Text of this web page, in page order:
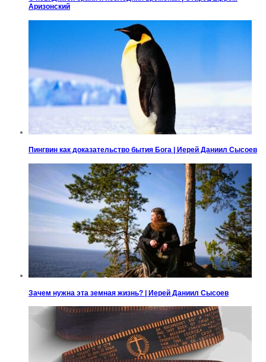
Аризонский
Пингвин как доказательство бытия Бога | Иерей Даниил Сысоев
Зачем нужна эта земная жизнь? | Иерей Даниил Сысоев